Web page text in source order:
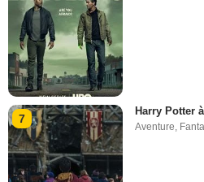
7
Harry Potter
Aventure